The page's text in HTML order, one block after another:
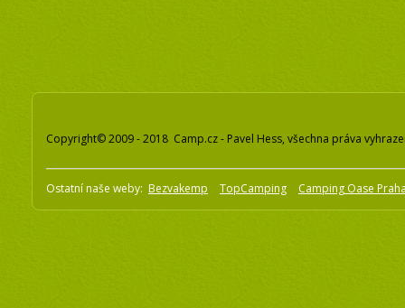
Copyright© 2009 - 2018 Camp.cz - Pavel Hess, všechna práva
Ostatní naše weby: Bezvakemp TopCamping Camping Oase